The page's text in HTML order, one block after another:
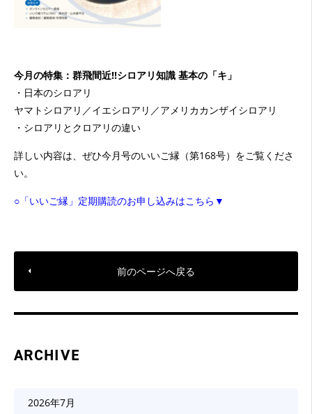
今月の特集：群飛間近!!シロアリ知識 基本の「キ」
・日本のシロアリ
ヤマトシロアリ／イエシロアリ／アメリカカンザイシロアリ
・シロアリとクロアリの違い
詳しい内容は、ぜひ今月号のいいご縁（第168号）をご覧くださ
い。
○「いいご縁」定期購読のお申し込みはこちら▼
前のページへ戻る
ARCHIVE
2026年7月